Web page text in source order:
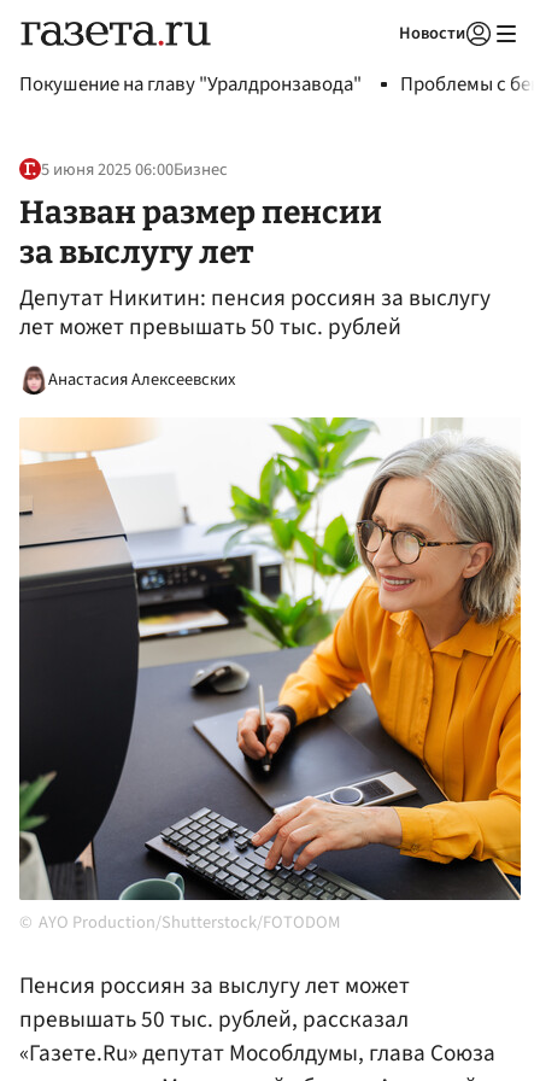
Новости
Покушение на главу "Уралдронзавода" Проблемы с
5 июня 2025 06:00Бизнес
Назван размер пенсии
за выслугу лет
Депутат Никитин: пенсия россиян за выслугу
лет может превышать 50 тыс. рублей
Анастасия Алексеевских
AYO Production/Shutterstock/FOTODOM
Пенсия россиян за выслугу лет может
превышать 50 тыс. рублей, рассказал
«Газете.Ru» депутат Мособлдумы, глава Союза